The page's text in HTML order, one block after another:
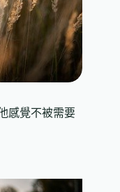
感覺不被需要